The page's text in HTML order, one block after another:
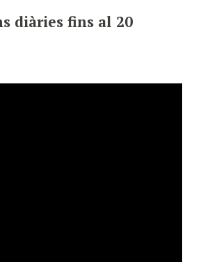
diàries fins al 20